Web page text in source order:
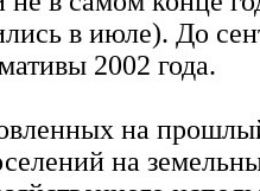
в июле). До
2002 года.
на
на